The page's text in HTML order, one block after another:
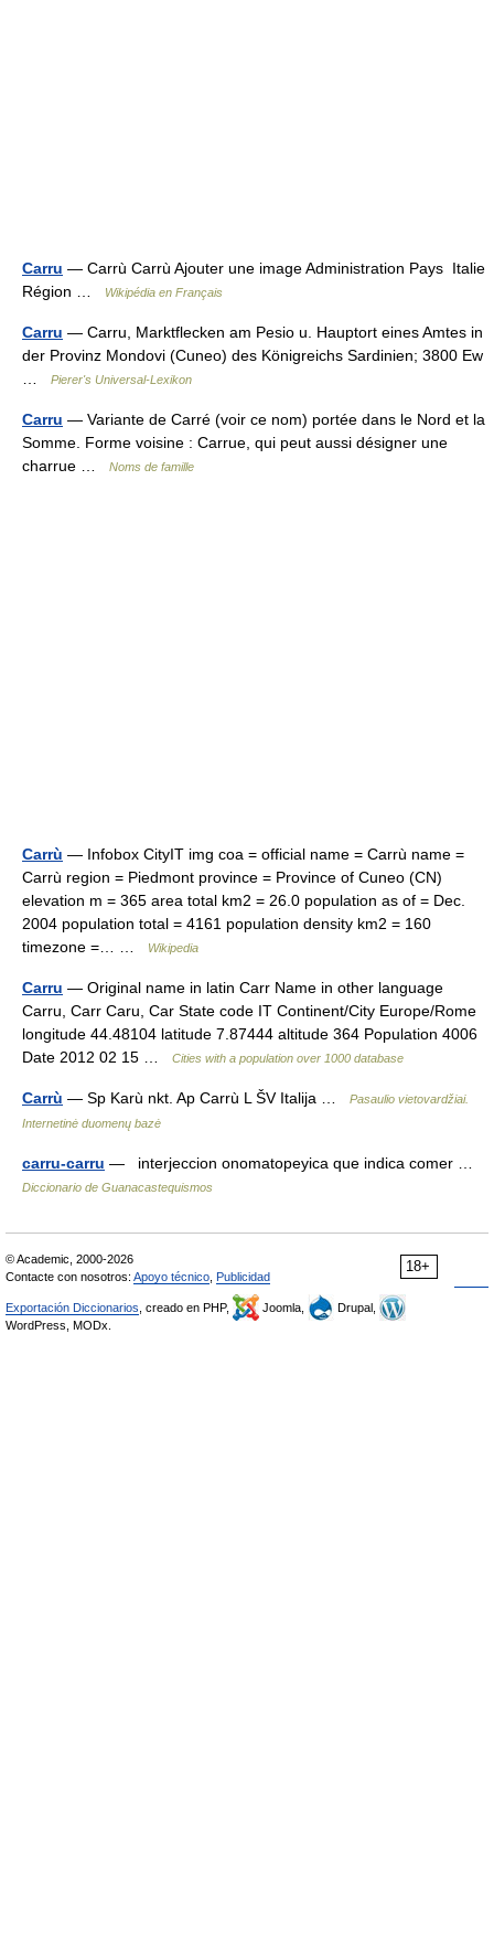
Carru — Carrù Carrù Ajouter une image Administration Pays Italie
Région …
Wikipédia en Français
Carru — Carru, Marktflecken am Pesio u. Hauptort eines Amtes in
der Provinz Mondovi (Cuneo) des Königreichs Sardinien; 3800 Ew
Pierer's Universal-Lexikon
Carru — Variante de Carré (voir ce nom) portée dans le Nord et la
Somme. Forme voisine : Carrue, qui peut aussi désigner une
charrue …
Noms de famille
Carrù — Infobox CityIT img coa = official name = Carrù name =
Carrù region = Piedmont province = Province of Cuneo (CN)
elevation m = 365 area total km2 = 26.0 population as of = Dec.
2004 population total = 4161 population density km2 = 160
timezone =… …
Wikipedia
Carru — Original name in latin Carr Name in other language
Carru, Carr Caru, Car State code IT Continent/City Europe/Rome
longitude 44.48104 latitude 7.87444 altitude 364 Population 4006
Date 2012 02 15 …
Cities with a population over 1000 database
Carrù — Sp Karù nkt. Ap Carrù L ŠV Italija …
Pasaulio vietovardžiai.
Internetinė duomenų bazė
carru-carru — interjeccion onomatopeyica que indica comer …
Diccionario de Guanacastequismos
18+
© Academic, 2000-2026
Contacte con nosotros: Apoyo técnico Publicidad
Exportación Diccionarios , creado en PHP, Joomla,
Drupal,
WordPress, MODx.